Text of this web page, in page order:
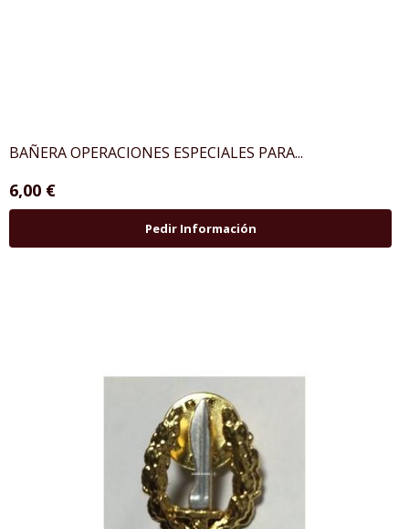
BAÑERA OPERACIONES ESPECIALES PARA...
6,00 €
Pedir Información